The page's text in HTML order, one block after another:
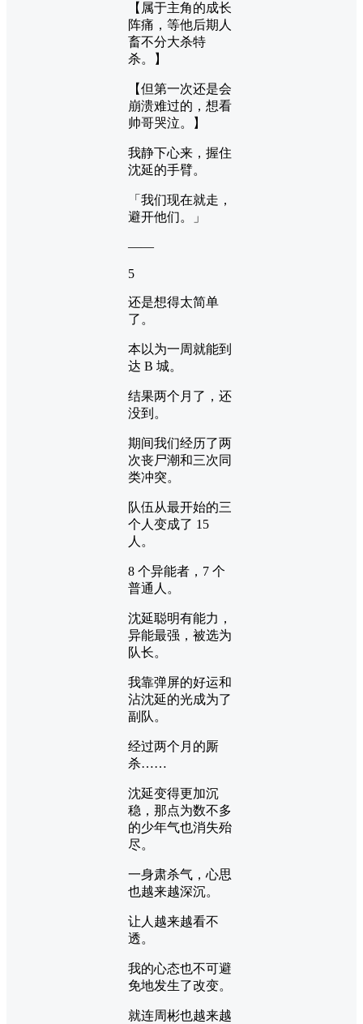
【属于主角的成长
阵痛，等他后期人
畜不分大杀特
杀。】
【但第一次还是会
崩溃难过的，想看
帅哥哭泣。】
我静下心来，握住
沈延的手臂。
「我们现在就走，
避开他们。」
——
5
还是想得太简单
了。
本以为一周就能到
达 B 城。
结果两个月了，还
没到。
期间我们经历了两
次丧尸潮和三次同
类冲突。
队伍从最开始的三
个人变成了 15
人。
8 个异能者，7 个
普通人。
沈延聪明有能力，
异能最强，被选为
队长。
我靠弹屏的好运和
沾沈延的光成为了
副队。
经过两个月的厮
杀……
沈延变得更加沉
稳，那点为数不多
的少年气也消失殆
尽。
一身肃杀气，心思
也越来越深沉。
让人越来越看不
透。
我的心态也不可避
免地发生了改变。
就连周彬也越来越